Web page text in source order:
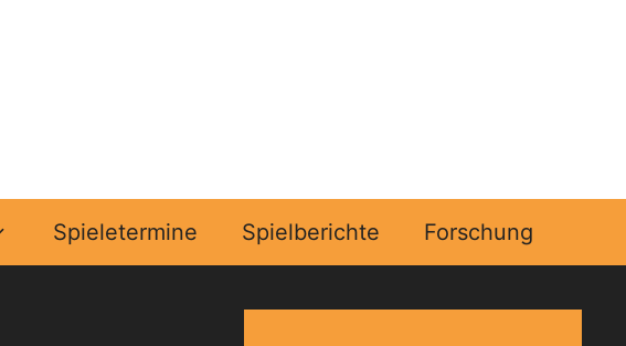
Spieletermine Spielberichte Forschung